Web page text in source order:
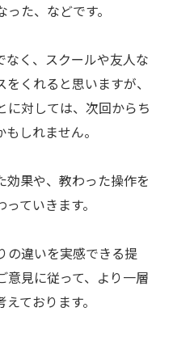
た、などです。
く、スクールや友人な
くれると思いますが、
に対しては、次回からち
しれません。
果や、教わった操作を
ていきます。
の違いを実感できる提
見に従って、より一層
ております。